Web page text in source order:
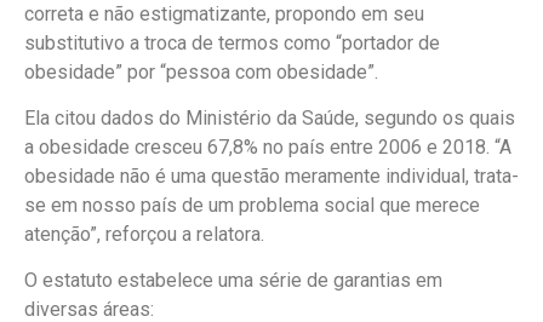
correta e não estigmatizante, propondo em seu
substitutivo a troca de termos como “portador de
obesidade” por “pessoa com obesidade”.
Ela citou dados do Ministério da Saúde, segundo os quais
a obesidade cresceu 67,8% no país entre 2006 e 2018. “A
obesidade não é uma questão meramente individual, trata-
se em nosso país de um problema social que merece
atenção”, reforçou a relatora.
O estatuto estabelece uma série de garantias em
diversas áreas: